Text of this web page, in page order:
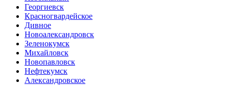
Георгиевск
Красногвардейское
Дивное
Новоалександровск
Зеленокумск
Михайловск
Новопавловск
Нефтекумск
Александровское